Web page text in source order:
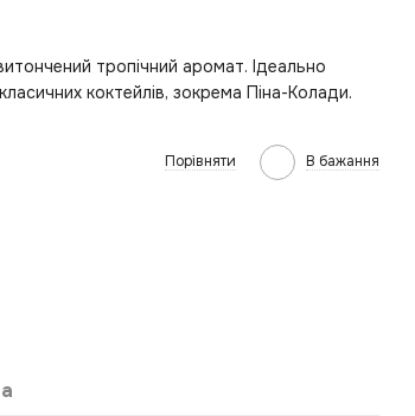
тропічний аромат. Ідеально
коктейлів, зокрема Піна-Колади.
Порівняти В бажання